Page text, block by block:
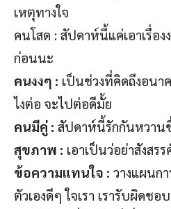
เหตุทางใจ
คนโสด : สัปดาห์นี้แค่เอาเรื่อ
ก่อนนะ
คนงงๆ : เป็นช่วงที่คิดถึงอนา
ไงต่อ จะไปต่อดีมั้ย
คนมีคู่ : สัปดาห์นี้รักกันหวาน
สุขภาพ : เอาเป็นว่อย่าสังส
ข้อความแทนใจ : วางแผนก
ตัวเองดีๆ ใจเรา เรารับผิดชอ